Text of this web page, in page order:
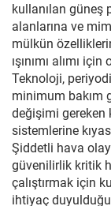
kullanılan güneş
alanlarına ve
mülkün
ışınımı alımı
Teknoloji,
minimum bakım
değişimi gereken
sistemlerine
Şiddetli hava
güvenilirlik kritik
çalıştırmak için
ihtiyaç